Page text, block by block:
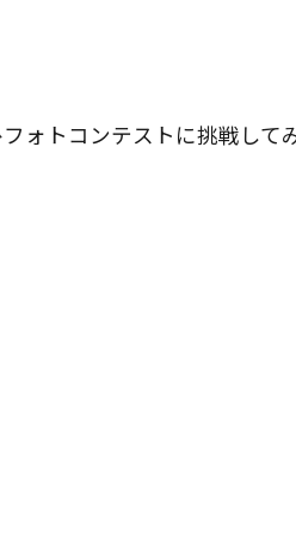
ォトコンテストに挑戦して